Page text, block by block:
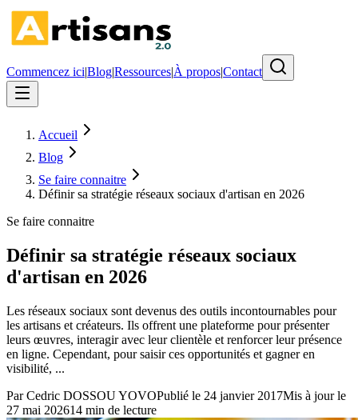
Commencez ici|Blog|Ressources|À propos|Contact
Accueil
Blog
Se faire connaitre
Définir sa stratégie réseaux sociaux d'artisan en 2026
Se faire connaitre
Définir sa stratégie réseaux sociaux
d'artisan en 2026
Les réseaux sociaux sont devenus des outils incontournables pour
les artisans et créateurs. Ils offrent une plateforme pour présenter
leurs œuvres, interagir avec leur clientèle et renforcer leur présence
en ligne. Cependant, pour saisir ces opportunités et gagner en
visibilité, ...
ParCedric DOSSOU YOVOPublié le 24 janvier 2017Mis à jour le
27 mai 202614 min de lecture